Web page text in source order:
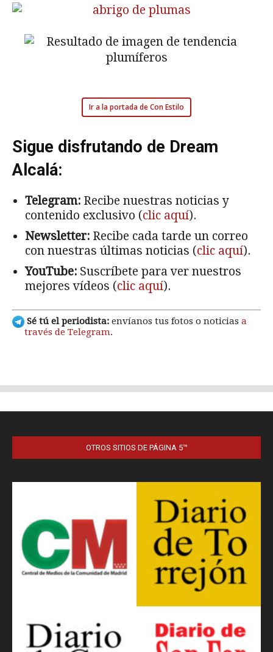
OTROS SITIOS DE PÁGINA 5™